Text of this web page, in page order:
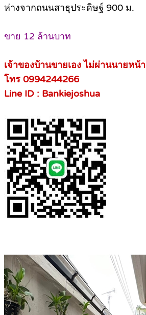
ห่างจากถนนสาธุประดิษฐ์ 900 ม.
ขาย 12 ล้านบาท
เจ้าของบ้านขายเอง ไม่ผ่านนายหน้า
โทร 0994244266
Line ID : Bankiejoshua